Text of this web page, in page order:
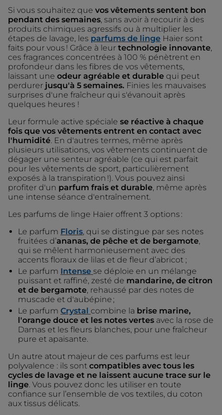
Si vous souhaitez que vos vêtements sentent bon
pendant des semaines , sans avoir à recourir à des
produits chimiques agressifs ou à multiplier les
étapes de lavage, les parfums de linge Haier sont
faits pour vous ! Grâce à leur technologie innovante
ces fragrances concentrées à 100 % pénètrent en
profondeur dans les fibres de vos vêtements,
laissant une odeur agréable et durable qui peut
perdurer jusqu'à 5 semaines. Finies les mauvaises
surprises d'une fraîcheur qui s'évanouit après
quelques heures !
Leur formule active spéciale se réactive à chaque
fois que vos vêtements entrent en contact avec
l'humidité. En d'autres termes, même après
plusieurs utilisations, vos vêtements continuent de
dégager une senteur agréable (ce qui est parfait
pour les vêtements de sport, particulièrement
exposés à la transpiration !). Vous pouvez ainsi
profiter d'un parfum frais et durable , même après
une intense séance d'entraînement.
Les parfums de linge Haier offrent 3 options :
Le parfum Floris , qui se distingue par ses notes
fruitées d’ananas, de pêche et de bergamote
qui se mêlent harmonieusement avec des
accents floraux de lilas et de fleur d’abricot ;
Le parfum Intense se déploie en un mélange
puissant et raffiné, zesté de mandarine, de citron
et de bergamote , rehaussé par des notes de
muscade et d'aubépine ;
Le parfum Crystal combine la brise marine,
l'orange douce et les notes vertes avec la rose de
Damas et les fleurs blanches, pour une fraîcheur
pure et apaisante.
Un autre atout majeur de ces parfums est leur
polyvalence : ils sont compatibles avec tous les
cycles de lavage et ne laissent aucune trace sur le
linge. Vous pouvez donc les utiliser en toute
confiance sur l’ensemble de vos textiles, du coton
aux tissus délicats.